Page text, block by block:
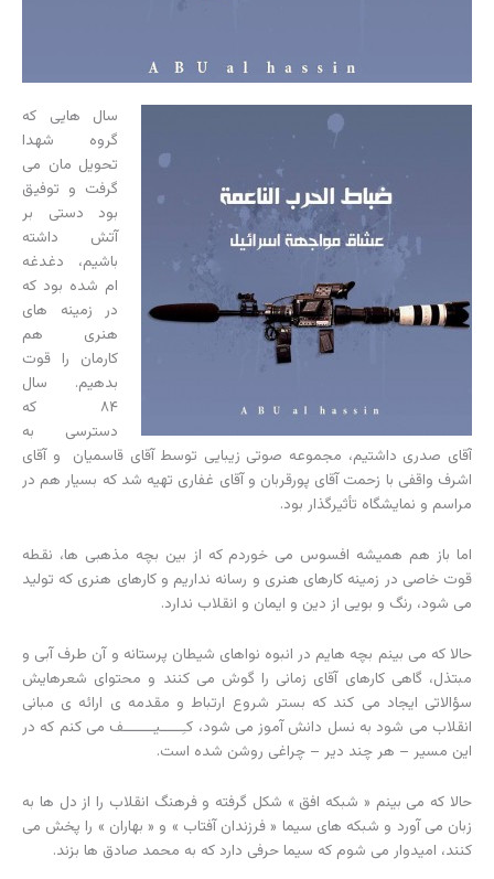
سال هایی که
گروه شهدا
تحویل مان می
گرفت و توفیق
بود دستی بر
آتش داشته
باشیم، دغدغه
ام شده بود که
در زمینه های
هنری هم
کارمان را قوت
بدهیم. سال
۸۴ که
دسترسی به
آقای صدری داشتیم، مجموعه صوتی زیبایی توسط آقای قاسمیان و آقای
اشرف واقفی با زحمت آقای پورقربان و آقای غفاری تهیه شد که بسیار هم در
مراسم و نمایشگاه تأثیرگذار بود.
اما باز هم همیشه افسوس می خوردم که از بین بچه مذهبی ها، نقطه
قوت خاصی در زمینه کارهای هنری و رسانه نداریم و کارهای هنری که تولید
می شود، رنگ و بویی از دین و ایمان و انقلاب ندارد.
حالا که می بینم بچه هایم در انبوه نواهای شیطان پرستانه و آن طرف آبی و
مبتذل، گاهی کارهای آقای زمانی را گوش می کنند و محتوای شعرهایش
سؤالاتی ایجاد می کند که بستر شروع ارتباط و مقدمه ی ارائه ی مبانی
انقلاب می شود به نسل دانش آموز می شود، کـِـــــیـــــــف می کنم که در
این مسیر – هر چند دیر – چراغی روشن شده است.
حالا که می بینم « شبکه افق » شکل گرفته و فرهنگ انقلاب را از دل ها به
زبان می آورد و شبکه های سیما « فرزندان آفتاب » و « بهاران » را پخش می
کنند، امیدوار می شوم که سیما حرفی دارد که به محمد صادق ها بزند.